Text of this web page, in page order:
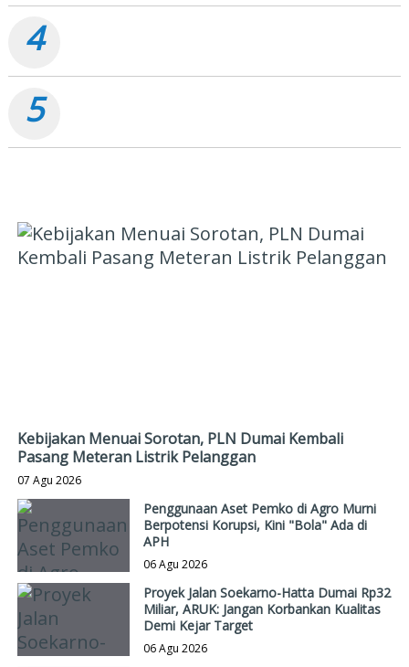
4
5
Kebijakan Menuai Sorotan, PLN Dumai Kembali
Pasang Meteran Listrik Pelanggan
07 Agu 2026
Penggunaan Aset Pemko di Agro Murni
Berpotensi Korupsi, Kini "Bola" Ada di
APH
06 Agu 2026
Proyek Jalan Soekarno-Hatta Dumai Rp32
Miliar, ARUK: Jangan Korbankan Kualitas
Demi Kejar Target
06 Agu 2026